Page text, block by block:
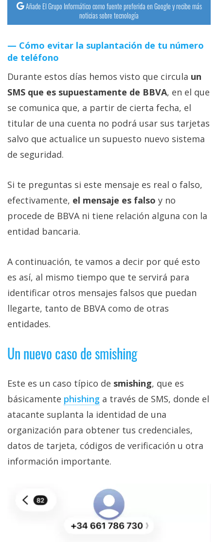
Añade El Grupo Informático como fuente preferida en Google y recibe más
noticias sobre tecnología
Cómo evitar la suplantación de tu número
de teléfono
Durante estos días hemos visto que circula un
SMS que es supuestamente de BBVA, en el que
se comunica que, a partir de cierta fecha, el
titular de una cuenta no podrá usar sus tarjetas
salvo que actualice un supuesto nuevo sistema
de seguridad.
Si te preguntas si este mensaje es real o falso,
efectivamente, el mensaje es falso y no
procede de BBVA ni tiene relación alguna con la
entidad bancaria.
A continuación, te vamos a decir por qué esto
es así, al mismo tiempo que te servirá para
identificar otros mensajes falsos que puedan
llegarte, tanto de BBVA como de otras
entidades.
Un nuevo caso de smishing
Este es un caso típico de smishing, que es
básicamente phishing‎ a través de SMS, donde el
atacante suplanta la identidad de una
organización para obtener tus credenciales,
datos de tarjeta, códigos de verificación u otra
información importante.